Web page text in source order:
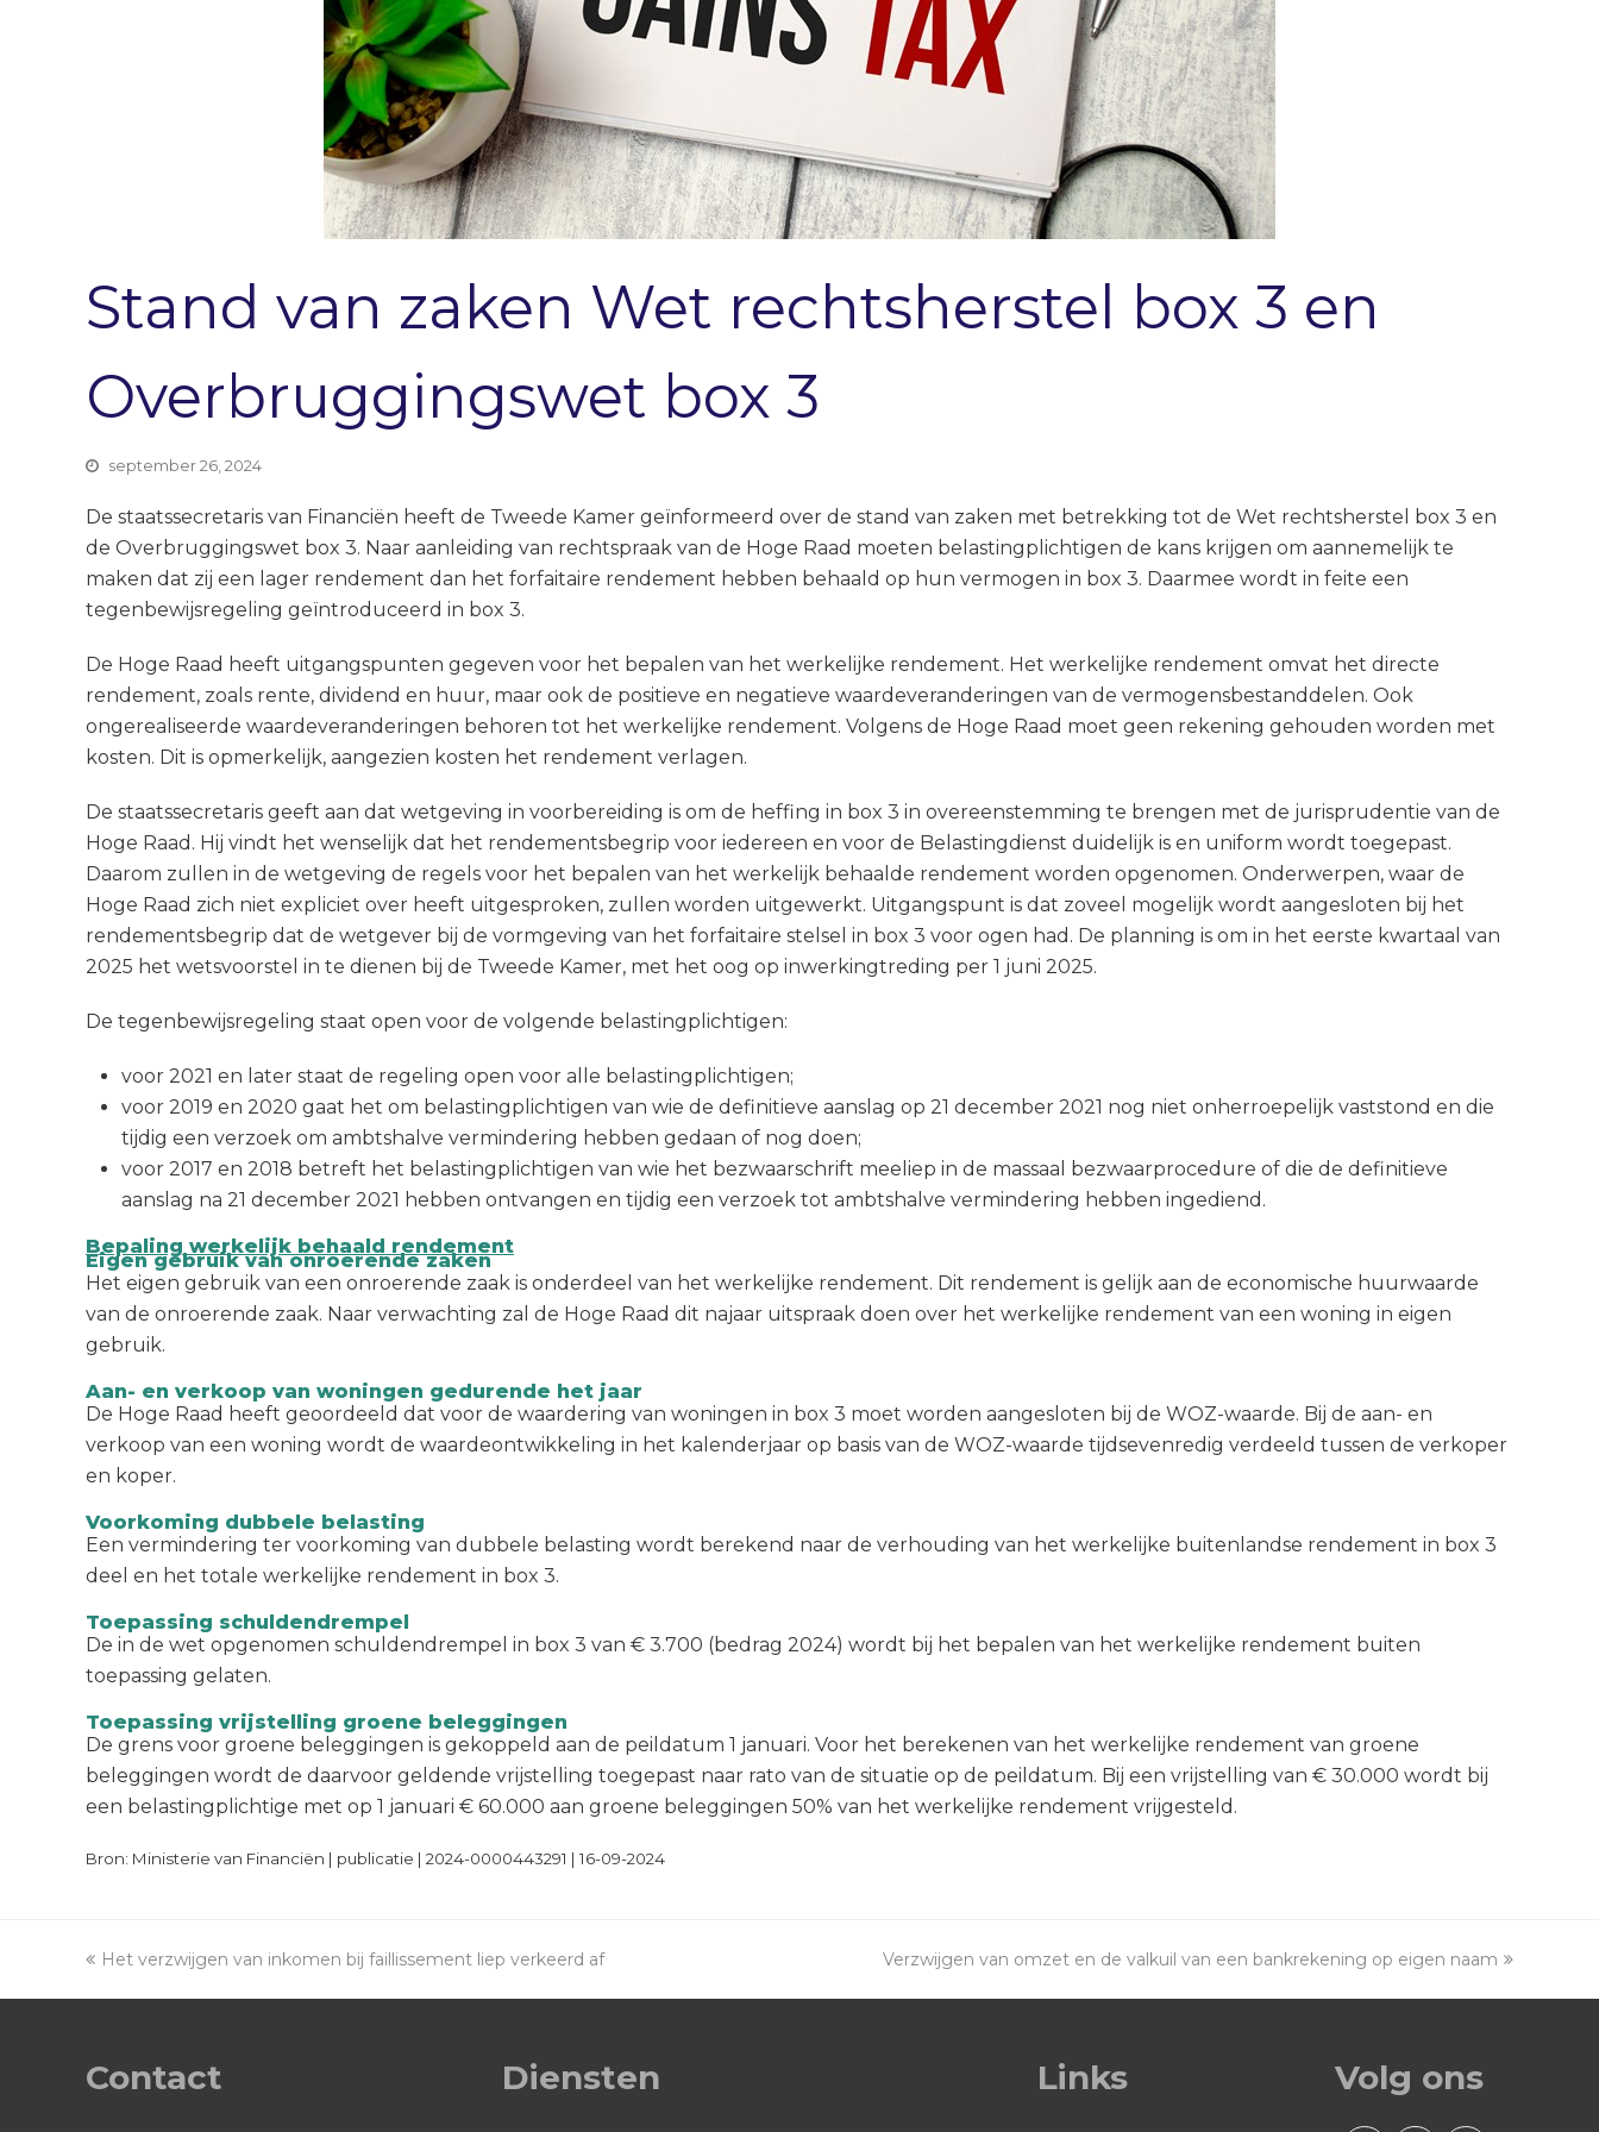
Stand van zaken Wet rechtsherstel box 3 en
Overbruggingswet box 3
september 26, 2024
De staatssecretaris van Financiën heeft de Tweede Kamer geïnformeerd over de stand van zaken met betrekking tot de Wet rechtsherstel box 3 en
de Overbruggingswet box 3. Naar aanleiding van rechtspraak van de Hoge Raad moeten belastingplichtigen de kans krijgen om aannemelijk te
maken dat zij een lager rendement dan het forfaitaire rendement hebben behaald op hun vermogen in box 3. Daarmee wordt in feite een
tegenbewijsregeling geïntroduceerd in box 3.
De Hoge Raad heeft uitgangspunten gegeven voor het bepalen van het werkelijke rendement. Het werkelijke rendement omvat het directe
rendement, zoals rente, dividend en huur, maar ook de positieve en negatieve waardeveranderingen van de vermogensbestanddelen. Ook
ongerealiseerde waardeveranderingen behoren tot het werkelijke rendement. Volgens de Hoge Raad moet geen rekening gehouden worden met
kosten. Dit is opmerkelijk, aangezien kosten het rendement verlagen.
De staatssecretaris geeft aan dat wetgeving in voorbereiding is om de heffing in box 3 in overeenstemming te brengen met de jurisprudentie van de
Hoge Raad. Hij vindt het wenselijk dat het rendementsbegrip voor iedereen en voor de Belastingdienst duidelijk is en uniform wordt toegepast.
Daarom zullen in de wetgeving de regels voor het bepalen van het werkelijk behaalde rendement worden opgenomen. Onderwerpen, waar de
Hoge Raad zich niet expliciet over heeft uitgesproken, zullen worden uitgewerkt. Uitgangspunt is dat zoveel mogelijk wordt aangesloten bij het
rendementsbegrip dat de wetgever bij de vormgeving van het forfaitaire stelsel in box 3 voor ogen had. De planning is om in het eerste kwartaal van
2025 het wetsvoorstel in te dienen bij de Tweede Kamer, met het oog op inwerkingtreding per 1 juni 2025.
De tegenbewijsregeling staat open voor de volgende belastingplichtigen:
voor 2021 en later staat de regeling open voor alle belastingplichtigen;
voor 2019 en 2020 gaat het om belastingplichtigen van wie de definitieve aanslag op 21 december 2021 nog niet onherroepelijk vaststond en die
tijdig een verzoek om ambtshalve vermindering hebben gedaan of nog doen;
voor 2017 en 2018 betreft het belastingplichtigen van wie het bezwaarschrift meeliep in de massaal bezwaarprocedure of die de definitieve
aanslag na 21 december 2021 hebben ontvangen en tijdig een verzoek tot ambtshalve vermindering hebben ingediend.
Bepaling werkelijk behaald rendement
Eigen gebruik van onroerende zaken
Het eigen gebruik van een onroerende zaak is onderdeel van het werkelijke rendement. Dit rendement is gelijk aan de economische huurwaarde
van de onroerende zaak. Naar verwachting zal de Hoge Raad dit najaar uitspraak doen over het werkelijke rendement van een woning in eigen
gebruik.
Aan- en verkoop van woningen gedurende het jaar
De Hoge Raad heeft geoordeeld dat voor de waardering van woningen in box 3 moet worden aangesloten bij de WOZ-waarde. Bij de aan- en
verkoop van een woning wordt de waardeontwikkeling in het kalenderjaar op basis van de WOZ-waarde tijdsevenredig verdeeld tussen de verkoper
en koper.
Voorkoming dubbele belasting
Een vermindering ter voorkoming van dubbele belasting wordt berekend naar de verhouding van het werkelijke buitenlandse rendement in box 3
deel en het totale werkelijke rendement in box 3.
Toepassing schuldendrempel
De in de wet opgenomen schuldendrempel in box 3 van € 3.700 (bedrag 2024) wordt bij het bepalen van het werkelijke rendement buiten
toepassing gelaten.
Toepassing vrijstelling groene beleggingen
De grens voor groene beleggingen is gekoppeld aan de peildatum 1 januari. Voor het berekenen van het werkelijke rendement van groene
beleggingen wordt de daarvoor geldende vrijstelling toegepast naar rato van de situatie op de peildatum. Bij een vrijstelling van € 30.000 wordt bij
een belastingplichtige met op 1 januari € 60.000 aan groene beleggingen 50% van het werkelijke rendement vrijgesteld.
Bron: Ministerie van Financiën | publicatie | 2024-0000443291 | 16-09-2024
previous
Het verzwijgen van inkomen bij faillissement liep verkeerd af
next
Verzwijgen van omzet en de valkuil van een bankrekening op eigen naam
Contact Diensten Links Volg ons